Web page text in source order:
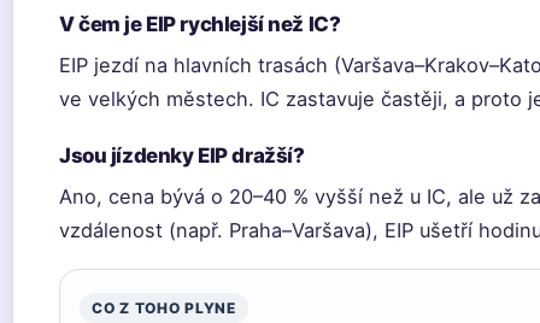
V čem je EIP rychlejší než IC?
EIP jezdí na hlavních trasách
ve velkých městech. IC zastavuje častěji, a proto
Jsou jízdenky EIP dražší?
Ano, cena bývá o 20–40 % vyšší než u IC, ale už
vzdálenost (např. Praha–Varšava), EIP ušetří
CO Z TOHO PLYNE